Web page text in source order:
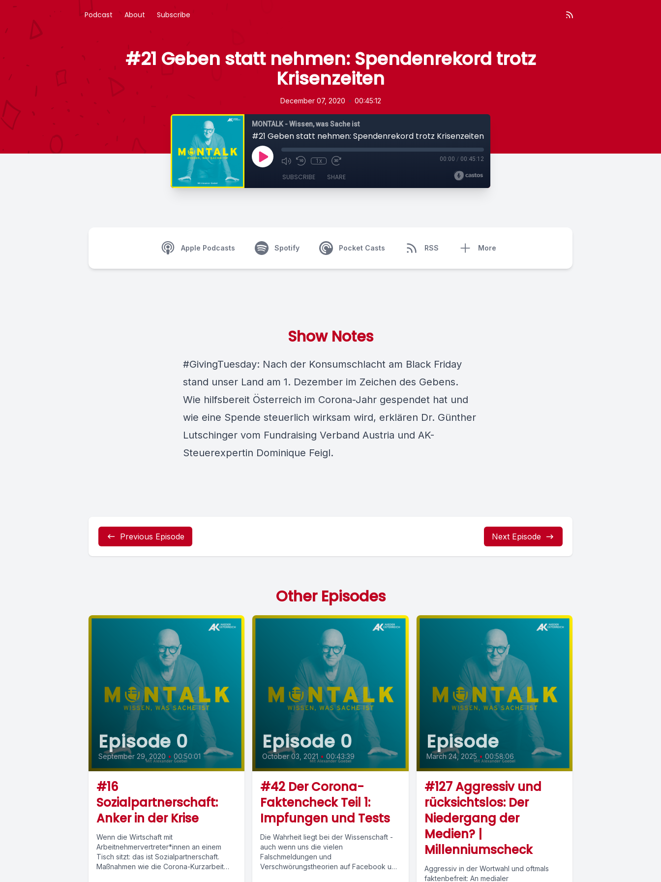
Podcast About Subscribe
#21 Geben statt nehmen: Spendenrekord trotz
Krisenzeiten
December 07, 2020 • 00:45:12
MONTALK - Wissen, was Sache ist
#21 Geben statt nehmen: Spendenrekord trotz Krisenzeiten
1x 00:00 / 00:45:12
SUBSCRIBE SHARE
Apple Podcasts Spotify Pocket Casts RSS More
Show Notes
#GivingTuesday: Nach der Konsumschlacht am Black Friday
stand unser Land am 1. Dezember im Zeichen des Gebens.
Wie hilfsbereit Österreich im Corona-Jahr gespendet hat und
wie eine Spende steuerlich wirksam wird, erklären Dr. Günther
Lutschinger vom Fundraising Verband Austria und AK-
Steuerexpertin Dominique Feigl.
Previous Episode Next Episode
Other Episodes
Episode 0
September 29, 2020 • 00:50:01
#16
Sozialpartnerschaft:
Anker in der Krise
Wenn die Wirtschaft mit
Arbeitnehmervertreter*innen an einem
Tisch sitzt: das ist Sozialpartnerschaft.
Maßnahmen wie die Corona-Kurzarbeit
Episode 0
October 03, 2021 • 00:43:39
#42 Der Corona-
Faktencheck Teil 1:
Impfungen und Tests
Die Wahrheit liegt bei der Wissenschaft -
auch wenn uns die vielen
Falschmeldungen und
Verschwörungstheorien auf Facebook und
Episode
March 24, 2025 • 00:58:06
#127 Aggressiv und
rücksichtslos: Der
Niedergang der
Medien? |
Millenniumscheck
Aggressiv in der Wortwahl und oftmals
faktenbefreit: An medialer